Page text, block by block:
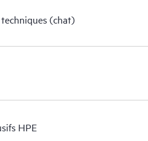
(chat)
HPE